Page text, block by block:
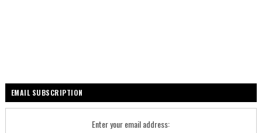
EMAIL SUBSCRIPTION
Enter your email address: